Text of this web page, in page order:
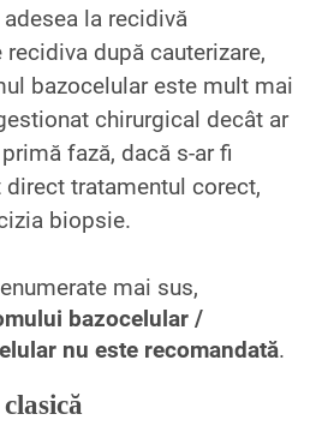
la recidivă
recidiva după cauterizare,
bazocelular este mult mai
chirurgical decât ar
fază, dacă s-ar fi
direct tratamentul corect,
biopsie.
mai sus,
bazocelular /
nu este recomandată.